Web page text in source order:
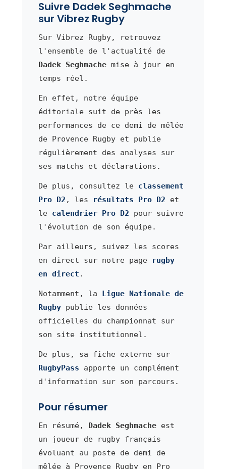
Suivre Dadek Seghmache
sur Vibrez Rugby
Sur Vibrez Rugby, retrouvez
l'ensemble de l'actualité de
Dadek Seghmachemise à jour en
temps réel.
En effet, notre équipe
éditoriale suit de près les
performances de ce demi de mêlée
de Provence Rugby et publie
régulièrement des analyses sur
ses matchs et déclarations.
De plus, consultez le classement
Pro D2 , les résultats Pro D2 et
le calendrier Pro D2 pour suivre
l'évolution de son équipe.
Par ailleurs, suivez les scores
en direct sur notre page
rugby
en direct .
Notamment, la
Ligue Nationale de
Rugbypublie les données
officielles du championnat sur
son site institutionnel.
De plus, sa fiche externe sur
RugbyPass apporte un complément
d'information sur son parcours.
Pour résumer
En résumé, Dadek Seghmacheest
un joueur de rugby français
évoluant au poste de demi de
mêlée à Provence Rugby en Pro